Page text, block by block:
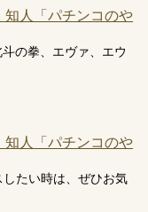
知人「パチンコのや
の拳、エヴァ、エウ
知人「パチンコのや
たい時は、ぜひお気